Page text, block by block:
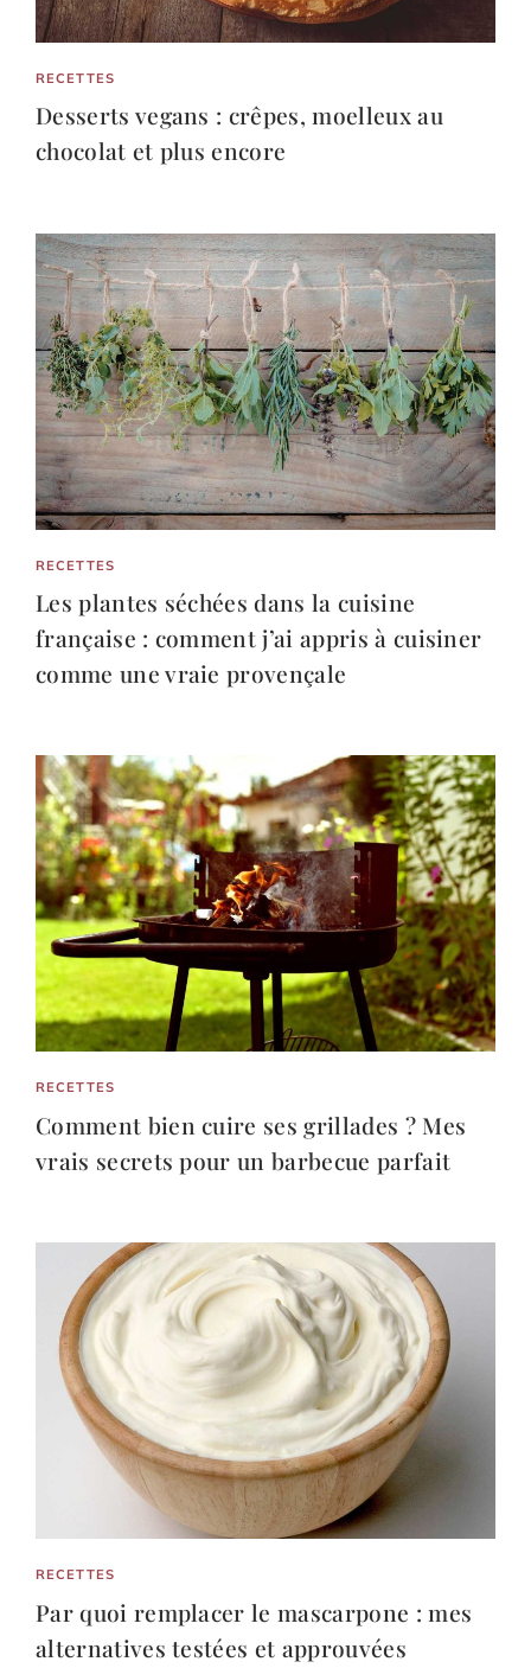
RECETTES
Desserts vegans : crêpes, moelleux au
chocolat et plus encore
RECETTES
Les plantes séchées dans la cuisine
française : comment j’ai appris à cuisiner
comme une vraie provençale
RECETTES
Comment bien cuire ses grillades ? Mes
vrais secrets pour un barbecue parfait
RECETTES
Par quoi remplacer le mascarpone : mes
alternatives testées et approuvées